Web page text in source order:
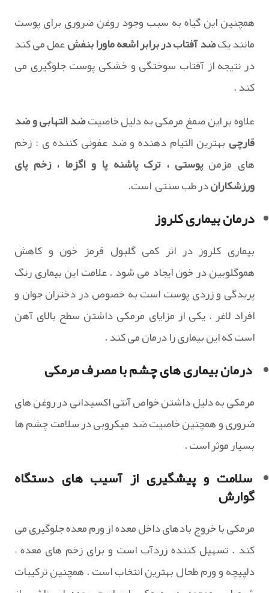
همچنین این گیاه به سبب وجود روغن ضروری برای پوست
مانند یکضد آفتاب در برابر اشعه ماورا بنفشعمل می کند
در نتیجه از آفتاب سوختگی و خشکی پوست جلوگیری می
کند .
علاوه بر این صمغ مرمکی به دلیل خاصیتضد التهابی و ضد
قارچی بهترین التیام دهنده و ضد عفونی کننده ی : زخم
های مزمنپوستی ، ترک پاشنه پا و اگزما ، زخم پای
ورزشکاراندر طب سنتی است.
درمان بیماری کلروز
بیماری کلروز در اثر کمی گلبول قرمز خون و کاهش
هموگلوبین در خون ایجاد می شود . علامت این بیماری رنگ
پریدگی و زردی پوست است به خصوص در دختران جوان و
افراد لاغر . یکی از مزایای مرمکی داشتن سطح بالای آهن
است که این بیماری را درمان می کند .
درمان بیماری های چشم با مصرف مرمکی
مرمکی به دلیل داشتن خواص آنتی اکسیدانی در روغن های
ضروری و همچنین خاصیت ضد میکروبی در سلامت چشم ها
بسیار موثر است .
سلامت و پیشگیری از آسیب های دستگاه
گوارش
مرمکی با خروج بادهای داخل معده از ورم معده جلوگیری می
کند . تسهیل کننده زردآب است و برای زخم های معده ،
دلپیچه و ورم طحال بهترین انتخاب است . همچنین ترکیبات